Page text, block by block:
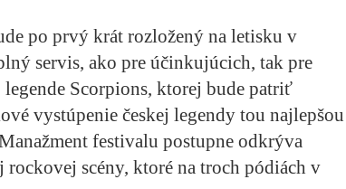
po prvý krát rozložený na letisku v
servis, ako pre účinkujúcich, tak pre
Scorpions, ktorej bude patriť
vystúpenie českej legendy tou najlepšou
festivalu postupne odkrýva
rockovej scény, ktoré na troch pódiách v